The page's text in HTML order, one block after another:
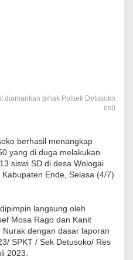
diamankan pihak Polsek Detusoko
(ist)
berhasil menangkap
yang di duga melakukan
siswi SD di desa Wologai
Ende, Selasa (4/7)
langsung oleh
Mosa Rago dan Kanit
dengan dasar laporan
SPKT / Sek Detusoko/ Res
2023.